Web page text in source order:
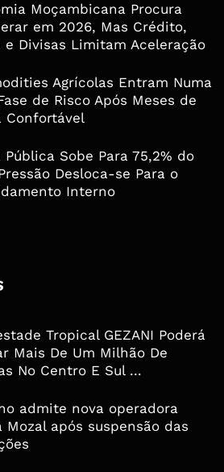
Moçambicana Procura
em 2026, Mas Crédito,
e Divisas Limitam Aceleração
Agrícolas Entram Numa
de Risco Após Meses de
Confortável
Pública Sobe Para 75,2% do
Desloca-se Para o
Interno
Tropical GEZANI Poderá
Mais De Um Milhão De
No Centro E Sul ...
admite nova operadora
Mozal após suspensão das